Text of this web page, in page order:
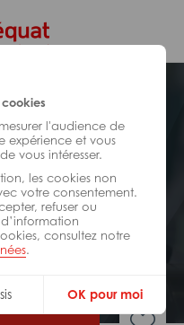
l'audience de
expérience et vous
vous intéresser.
les cookies non
votre consentement.
refuser ou
consultez notre
.
OK pour moi
F